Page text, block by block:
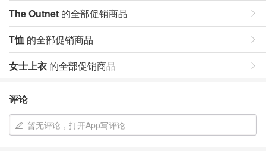
The Outnet 的全部促销商品
T恤 的全部促销商品
女士上衣 的全部促销商品
评论
暂无评论，打开App写评论